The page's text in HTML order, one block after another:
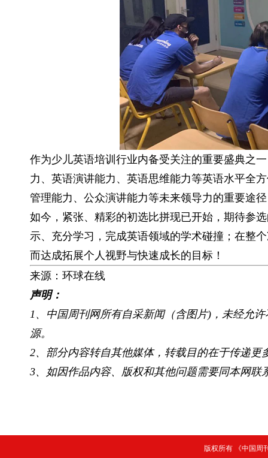
作为少儿英语培训行业内备受关注的重要盛典之
力、英语演讲能力、英语思维能力等英语水平全
管理能力、公众演讲能力等未来领导力的重要途
如今，紧张、精彩的初选比拼现已开始，期待参
示、充分学习，完成英语领域的学术碰撞；在整
而达成拓展个人视野与快速成长的目标！
来源：环球在线
声明：
1、中国周刊网所有自采新闻（含图片)，未经允
源。
2、部分内容转自其他媒体，转载目的在于传递
3、如因作品内容、版权和其他问题需要同本网联
版权所有 《中国周